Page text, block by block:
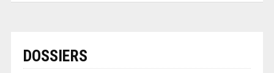
DOSSIERS